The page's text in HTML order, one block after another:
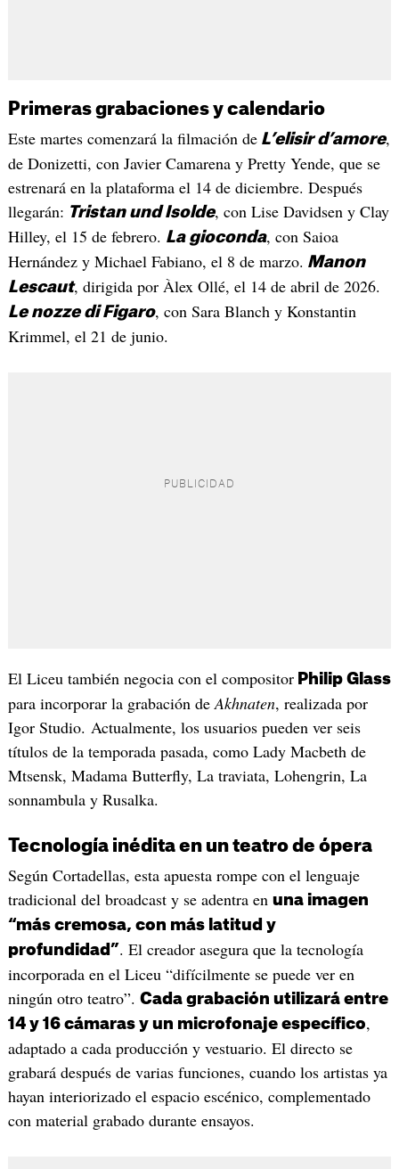
Primeras grabaciones y calendario
Este martes comenzará la filmación de L’elisir d’amore,
de Donizetti, con Javier Camarena y Pretty Yende, que se
estrenará en la plataforma el 14 de diciembre. Después
llegarán: Tristan und Isolde, con Lise Davidsen y Clay
Hilley, el 15 de febrero. La gioconda, con Saioa
Hernández y Michael Fabiano, el 8 de marzo. Manon
Lescaut, dirigida por Àlex Ollé, el 14 de abril de 2026.
Le nozze di Figaro, con Sara Blanch y Konstantin
Krimmel, el 21 de junio.
El Liceu también negocia con el compositorPhilip Glass
para incorporar la grabación deAkhnaten, realizada por
Igor Studio. Actualmente, los usuarios pueden ver seis
títulos de la temporada pasada, como Lady Macbeth de
Mtsensk, Madama Butterfly, La traviata, Lohengrin, La
sonnambula y Rusalka.
Tecnología inédita en un teatro de ópera
Según Cortadellas, esta apuesta rompe con el lenguaje
tradicional del broadcast y se adentra en una imagen
“más cremosa, con más latitud y
profundidad”. El creador asegura que la tecnología
incorporada en el Liceu “difícilmente se puede ver en
ningún otro teatro”. Cada grabación utilizará entre
14 y 16 cámaras y un microfonaje específico,
adaptado a cada producción y vestuario. El directo se
grabará después de varias funciones, cuando los artistas ya
hayan interiorizado el espacio escénico, complementado
con material grabado durante ensayos.